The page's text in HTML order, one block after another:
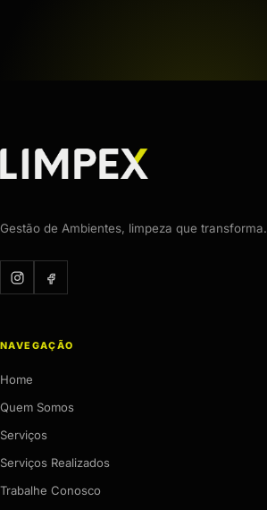
Gestão de Ambientes, limpeza que transforma.
NAVEGAÇÃO
Home
Quem Somos
Serviços
Serviços Realizados
Trabalhe Conosco